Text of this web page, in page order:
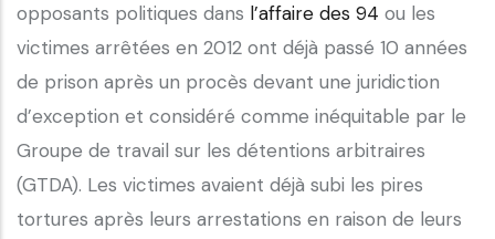
opposants politiques dans l’affaire des 94 ou les
victimes arrêtées en 2012 ont déjà passé 10 années
de prison après un procès devant une juridiction
d’exception et considéré comme inéquitable par le
Groupe de travail sur les détentions arbitraires
(GTDA). Les victimes avaient déjà subi les pires
tortures après leurs arrestations en raison de leurs